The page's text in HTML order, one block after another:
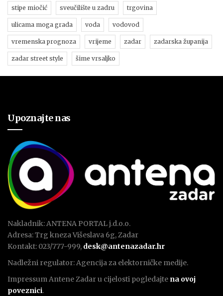
stipe miočić sveučilište u zadru trgovina
ulicama moga grada voda vodovod
vremenska prognoza vrijeme zadar zadarska županija
zadar street style šime vrsaljko
Upoznajte nas
Nakladnik: ANTENA PORTAL j.d.o.o.
Adresa: Trg kneza Višeslava 6g, Zadar
Kontakt: 023/777-999, desk@antenazadar.hr
Nadležni regulator: Agencija za elektorničke medije.
Impressum Antene Zadar u cijelosti pogledajte na ovoj
poveznici.